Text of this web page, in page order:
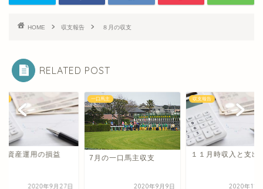
HOME 収支報告 ８月の収支
RELATED POST
資産運用の損益
2020年9月27日
一口馬主
7月の一口馬主収支
2020年9月9日
収支報告
１１月時収入と支出
2020年11